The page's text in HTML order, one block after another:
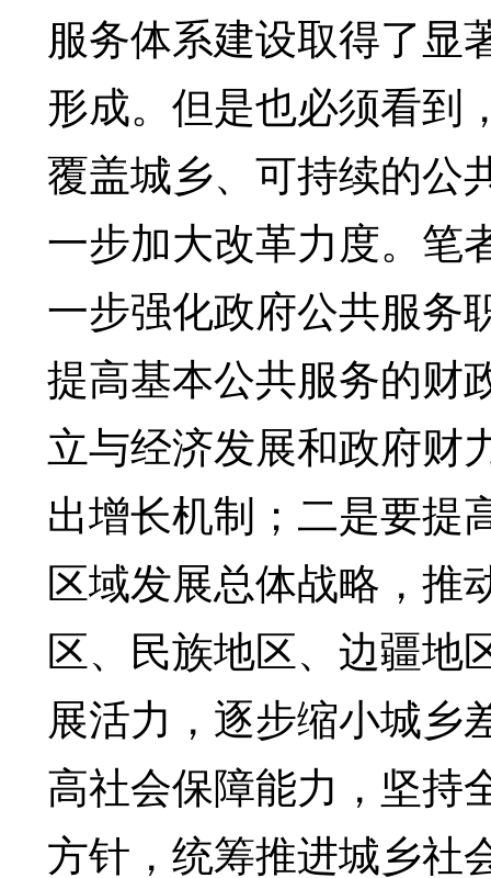
服务体系建设取得了显
形成。但是也必须看到
覆盖城乡、可持续的公
一步加大改革力度。笔
一步强化政府公共服务
提高基本公共服务的财
立与经济发展和政府财
出增长机制；二是要提
区域发展总体战略，推
区、民族地区、边疆地
展活力，逐步缩小城乡
高社会保障能力，坚持
方针，统筹推进城乡社